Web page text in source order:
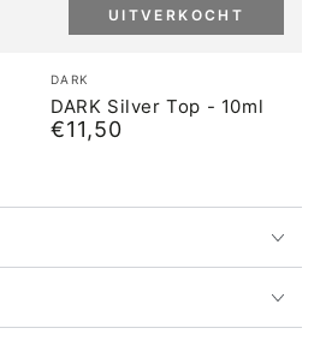
Merk:
DARK
DARK Silver Top - 10ml
Normale
€11,50
UITVERKOCHT